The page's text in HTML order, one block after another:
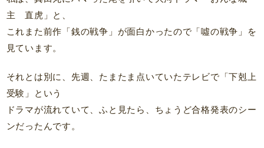
主 直虎」と、
これまた前作「銭の戦争」が面白かったので「噓の戦争」を
見ています。
それとは別に、先週、たまたま点いていたテレビで「下剋上
受験」という
ドラマが流れていて、ふと見たら、ちょうど合格発表のシー
ンだったんです。